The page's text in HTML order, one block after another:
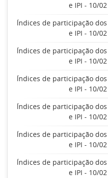
e IPI - 10/
Índices de participação
e IPI - 10/
Índices de participação
e IPI - 10/
Índices de participação
e IPI - 10/
Índices de participação
e IPI - 10/
Índices de participação
e IPI - 10/
Índices de participação
e IPI - 10/